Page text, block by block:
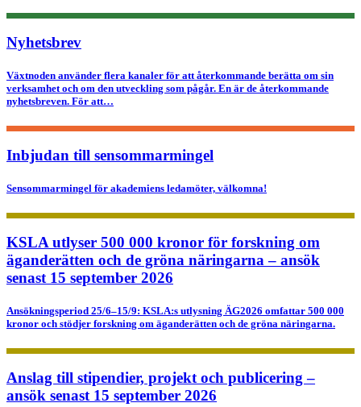
Nyhetsbrev
Växtnoden använder flera kanaler för att återkommande berätta om sin
verksamhet och om den utveckling som pågår. En är de återkommande
nyhetsbreven. För att…
Inbjudan till sensommarmingel
Sensommarmingel för akademiens ledamöter, välkomna!
KSLA utlyser 500 000 kronor för forskning om
äganderätten och de gröna näringarna – ansök
senast 15 september 2026
Ansökningsperiod 25/6–15/9: KSLA:s utlysning ÄG2026 omfattar 500 000
kronor och stödjer forskning om äganderätten och de gröna näringarna.
Anslag till stipendier, projekt och publicering –
ansök senast 15 september 2026